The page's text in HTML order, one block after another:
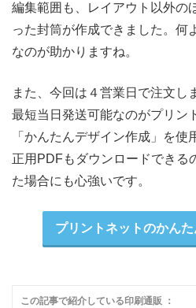
編集範囲も、レイアウト以外の
った封筒が作成できました。何
なのが助かりますね。
また、今回は４営業日で注文し
最短当日発送可能なのがプリン
「かんたんデザイン作成」を
正用PDFもダウンロードできる
た場合にも心強いです。
プリントネットのかん
この記事で紹介している印刷通販 ：